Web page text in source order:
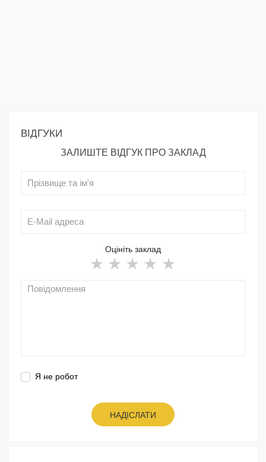
ВІДГУКИ
ЗАЛИШТЕ ВІДГУК ПРО ЗАКЛАД
Оцініть заклад
Я не робот
НАДІСЛАТИ